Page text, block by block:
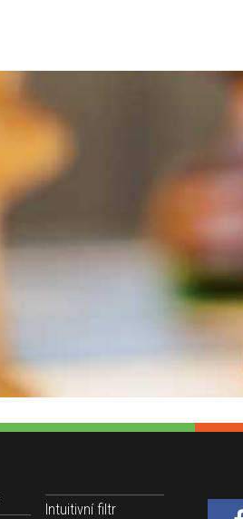
Intuitivní filtr